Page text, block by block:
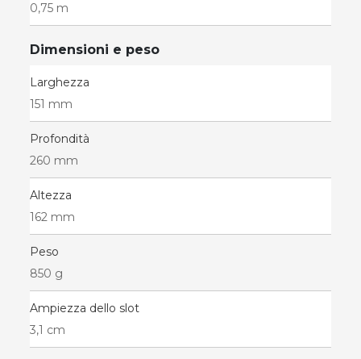
0,75 m
Dimensioni e peso
Larghezza
151 mm
Profondità
260 mm
Altezza
162 mm
Peso
850 g
Ampiezza dello slot
3,1 cm